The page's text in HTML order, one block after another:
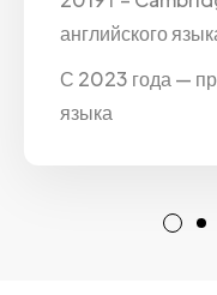
английского
С 2023 года —
языка